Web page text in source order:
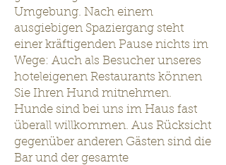
Umgebung. Nach einem
ausgiebigen Spaziergang steht
einer kräftigenden Pause nichts im
Wege: Auch als Besucher unseres
hoteleigenen Restaurants können
Sie Ihren Hund mitnehmen.
Hunde sind bei uns im Haus fast
überall willkommen. Aus Rücksicht
gegenüber anderen Gästen sind die
Bar und der gesamte